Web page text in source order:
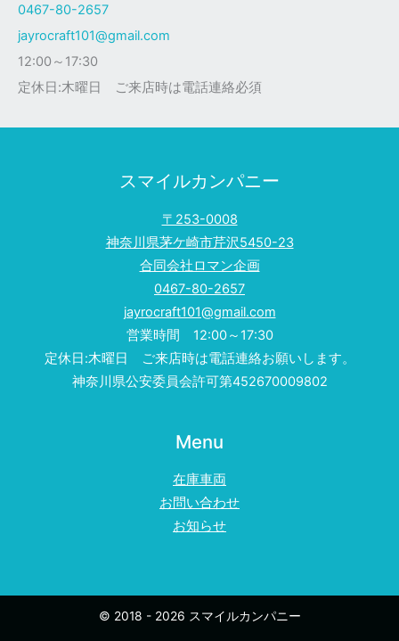
0467-80-2657
jayrocraft101@gmail.com
12:00～17:30
定休日:木曜日 ご来店時は電話連絡必須
スマイルカンパニー
〒253-0008
神奈川県茅ケ崎市芹沢5450-23
合同会社ロマン企画
0467-80-2657
jayrocraft101@gmail.com
営業時間 12:00～17:30
定休日:木曜日 ご来店時は電話連絡お願いします。
神奈川県公安委員会許可第452670009802
Menu
在庫車両
お問い合わせ
お知らせ
© 2018 - 2026 スマイルカンパニー